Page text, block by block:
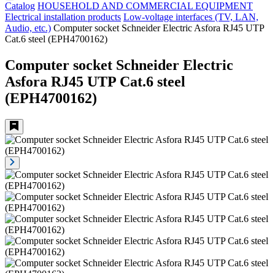
Catalog HOUSEHOLD AND COMMERCIAL EQUIPMENT
Electrical installation products Low-voltage interfaces (TV, LAN,
Audio, etc.) Computer socket Schneider Electric Asfora RJ45 UTP
Cat.6 steel (EPH4700162)
Computer socket Schneider Electric
Asfora RJ45 UTP Cat.6 steel
(EPH4700162)